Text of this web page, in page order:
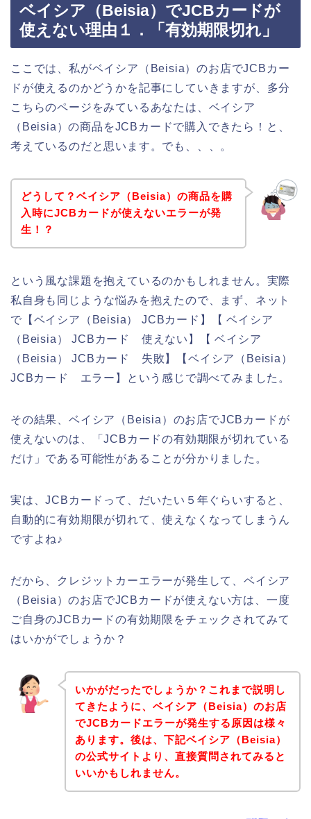
ベイシア（Beisia）でJCBカードが
使えない理由１．「有効期限切れ」
ここでは、私がベイシア（Beisia）のお店でJCBカー
ドが使えるのかどうかを記事にしていきますが、多分
こちらのページをみているあなたは、ベイシア
（Beisia）の商品をJCBカードで購入できたら！と、
考えているのだと思います。でも、、、。
どうして？ベイシア（Beisia）の商品を購
入時にJCBカードが使えないエラーが発
生！？
という風な課題を抱えているのかもしれません。実際
私自身も同じような悩みを抱えたので、まず、ネット
で【ベイシア（Beisia） JCBカード】【 ベイシア
（Beisia） JCBカード 使えない】【 ベイシア
（Beisia） JCBカード 失敗】【ベイシア（Beisia）
JCBカード エラー】という感じで調べてみました。
その結果、ベイシア（Beisia）のお店でJCBカードが
使えないのは、「JCBカードの有効期限が切れている
だけ」である可能性があることが分かりました。
実は、JCBカードって、だいたい５年ぐらいすると、
自動的に有効期限が切れて、使えなくなってしまうん
ですよね♪
だから、クレジットカーエラーが発生して、ベイシア
（Beisia）のお店でJCBカードが使えない方は、一度
ご自身のJCBカードの有効期限をチェックされてみて
はいかがでしょうか？
いかがだったでしょうか？これまで説明し
てきたように、ベイシア（Beisia）のお店
でJCBカードエラーが発生する原因は様々
あります。後は、下記ベイシア（Beisia）
の公式サイトより、直接質問されてみると
いいかもしれません。